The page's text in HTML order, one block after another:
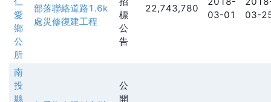
愛
鄉
公
所
部落聯絡道路1.6k
處災修復建工程
標
公
告
22,743,780
03-01
03-
南
投
縣
公
開